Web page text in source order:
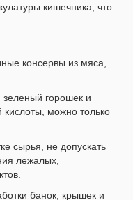
кишечника, что
консервы из мяса,
горошек и
можно только
сырья, не допускать
лежалых,
банок, крышек и